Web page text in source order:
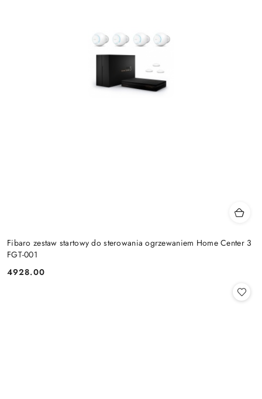
Fibaro zestaw startowy do sterowania ogrzewaniem Home Center 3
FGT-001
Cena:
4928.00